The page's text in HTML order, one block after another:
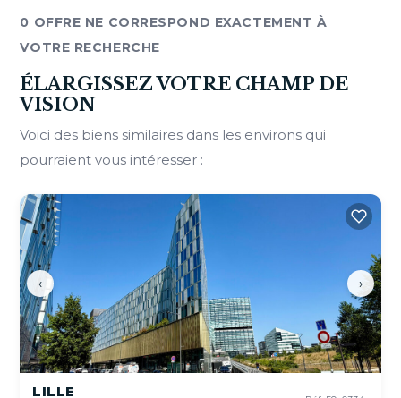
0 OFFRE NE CORRESPOND EXACTEMENT À
VOTRE RECHERCHE
ÉLARGISSEZ VOTRE CHAMP DE
VISION
Voici des biens similaires dans les environs qui
pourraient vous intéresser :
‹ ›
LILLE